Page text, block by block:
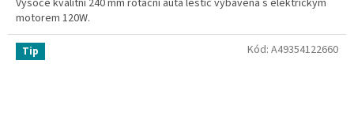
motorem 120W.
Tip Kód: A49354122660